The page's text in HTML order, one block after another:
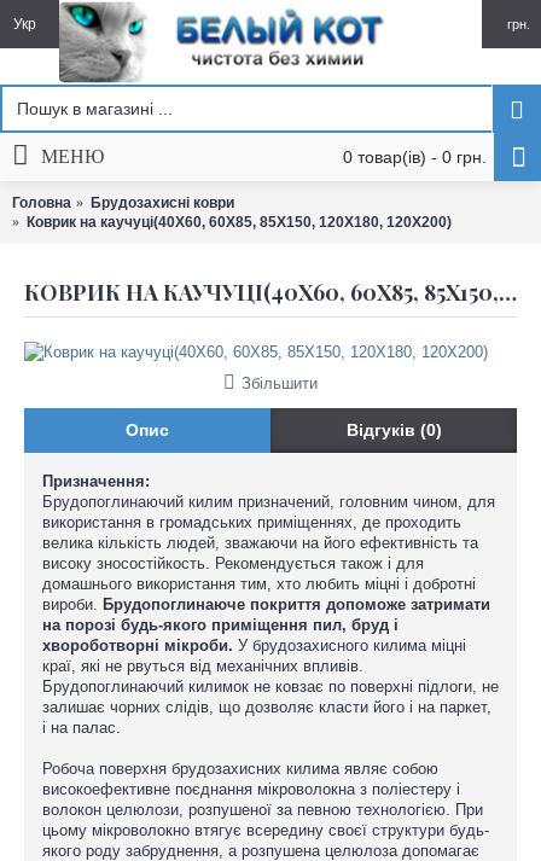
Укр грн.
0 товар(ів) - 0 грн.
МЕНЮ
Головна
Брудозахисні коври
Коврик на каучуці(40Х60, 60Х85, 85Х150, 120Х180, 120Х200)
КОВРИК НА КАУЧУЦІ(40Х60, 60Х85, 85Х150, 120Х180, 120Х200)
Збільшити
Опис Відгуків (0)
Призначення:
Брудопоглинаючий килим призначений, головним чином, для
використання в громадських приміщеннях, де проходить
велика кількість людей, зважаючи на його ефективність та
високу зносостійкость. Рекомендується також і для
домашнього використання тим, хто любить міцні і добротні
вироби. Брудопоглинаюче покриття допоможе затримати
на порозі будь-якого приміщення пил, бруд і
хвороботворні мікроби. У брудозахисного килима міцні
краї, які не рвуться від механічних впливів.
Брудопоглинаючий килимок не ковзає по поверхні підлоги, не
залишає чорних слідів, що дозволяє класти його і на паркет,
і на палас.
Робоча поверхня брудозахисних килима являє собою
високоефективне поєднання мікроволокна з поліестеру і
волокон целюлози, розпушеної за певною технологією. При
цьому мікроволокно втягує всередину своєї структури будь-
якого роду забруднення, а розпушена целюлоза допомагає